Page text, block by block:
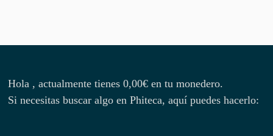
Hola , actualmente tienes0,00€ en tu monedero.
Si necesitas buscar algo en Phiteca, aquí puedes hacerlo: